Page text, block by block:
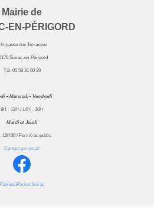
Mairie de
EN-PÉRIGORD
Impasse des Terrasses
Siorac-en-Périgord
Tél. 05 53 31 60 29
– Mercredi - Vendredi
9H - 12H / 14H - 16H
Mardi et Jeudi
12H30 / Fermé au public
Contact par email
PanneauPocket Siorac